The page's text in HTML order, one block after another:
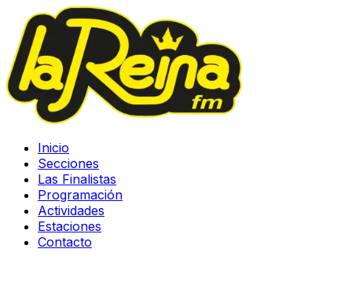
Inicio
Secciones
Las Finalistas
Programación
Actividades
Estaciones
Contacto